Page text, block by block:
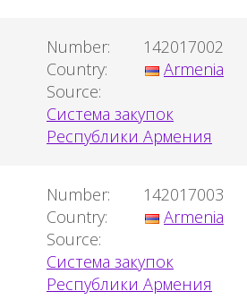
Number:
142017002
Country:
Armenia
Source:
Система закупок
Республики Армения
Number:
142017003
Country:
Armenia
Source:
Система закупок
Республики Армения